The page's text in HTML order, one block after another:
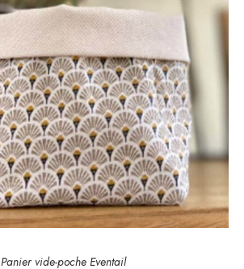
Panier vide-poche Eventail